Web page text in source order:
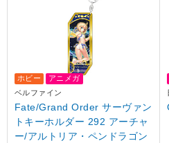
ホビー
アニメガ
ベルファイン
Fate/Grand Order サーヴァン
トキーホルダー 292 アーチャ
ー/アルトリア・ペンドラゴン